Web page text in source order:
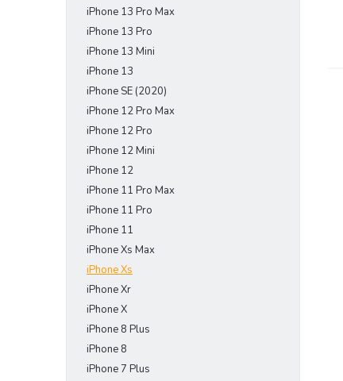
iPhone 13 Pro Max
iPhone 13 Pro
iPhone 13 Mini
iPhone 13
iPhone SE (2020)
iPhone 12 Pro Max
iPhone 12 Pro
iPhone 12 Mini
iPhone 12
iPhone 11 Pro Max
iPhone 11 Pro
iPhone 11
iPhone Xs Max
iPhone Xs
iPhone Xr
iPhone X
iPhone 8 Plus
iPhone 8
iPhone 7 Plus